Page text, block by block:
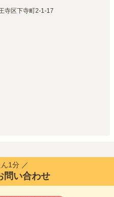
寺区下寺町2-1-17
1分 ／
問い合わせ